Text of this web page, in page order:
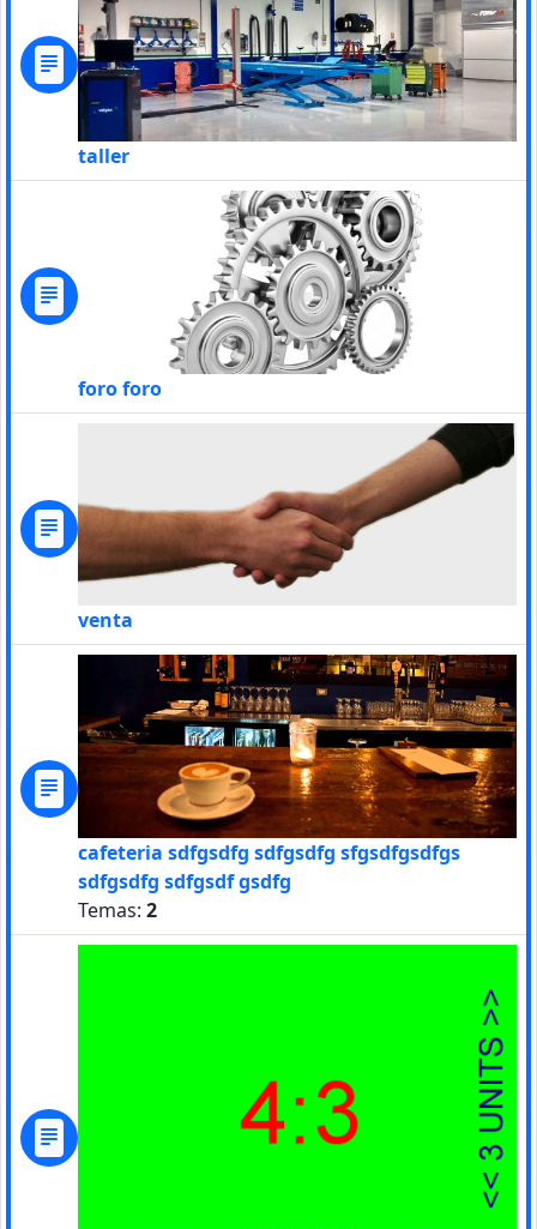
taller
foro foro
venta
cafeteria sdfgsdfg sdfgsdfg sfgsdfgsdfgs
sdfgsdfg sdfgsdf gsdfg
Temas: 2